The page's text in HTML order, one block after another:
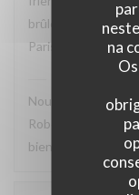
na
brûlée. We will
Paris.
Robert et
Nous sommes
Robert et Louise,
bientôt ?